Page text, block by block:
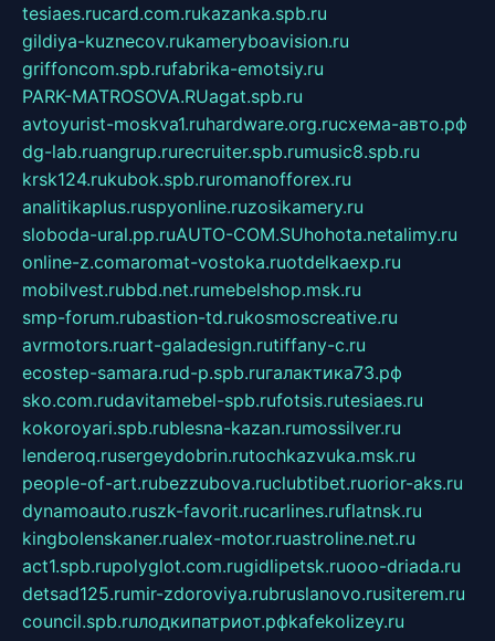
tesiaes.rucard.com.rukazanka.spb.ru
gildiya-kuznecov.rukameryboavision.ru
griffoncom.spb.rufabrika-emotsiy.ru
PARK-MATROSOVA.RUagat.spb.ru
avtoyurist-moskva1.ruhardware.org.ruсхема-авто.рф
dg-lab.ruangrup.rurecruiter.spb.rumusic8.spb.ru
krsk124.rukubok.spb.ruromanofforex.ru
analitikaplus.ruspyonline.ruzosikamery.ru
sloboda-ural.pp.ruAUTO-COM.SUhohota.netalimy.ru
online-z.comaromat-vostoka.ruotdelkaexp.ru
mobilvest.rubbd.net.rumebelshop.msk.ru
smp-forum.rubastion-td.rukosmoscreative.ru
avrmotors.ruart-galadesign.rutiffany-c.ru
ecostep-samara.rud-p.spb.ruгалактика73.рф
sko.com.rudavitamebel-spb.rufotsis.rutesiaes.ru
kokoroyari.spb.rublesna-kazan.rumossilver.ru
lenderoq.rusergeydobrin.rutochkazvuka.msk.ru
people-of-art.rubezzubova.ruclubtibet.ruorior-aks.ru
dynamoauto.ruszk-favorit.rucarlines.ruflatnsk.ru
kingbolenskaner.rualex-motor.ruastroline.net.ru
act1.spb.rupolyglot.com.rugidlipetsk.ruooo-driada.ru
detsad125.rumir-zdoroviya.rubruslanovo.rusiterem.ru
council.spb.ruлодкипатриот.рфkafekolizey.ru